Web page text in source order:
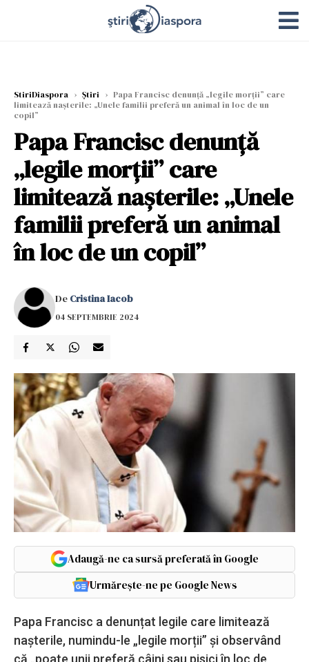
StiriDiaspora › Știri › Papa Francisc denunță „legile morții” care
limitează nașterile: „Unele familii preferă un animal în loc de un
copil”
Papa Francisc denunță
„legile morții” care
limitează nașterile: „Unele
familii preferă un animal
în loc de un copil”
De Cristina Iacob
04 SEPTEMBRIE 2024
Adaugă-ne ca sursă preferată în Google
Urmărește-ne pe Google News
Papa Francisc a denunțat legile care limitează
nașterile, numindu-le „legile morții” și observând
că „poate unii preferă câini sau pisici în loc de